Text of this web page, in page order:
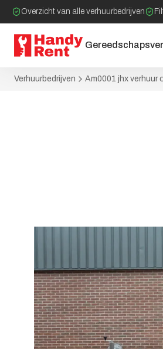
Overzicht van alle verhuurbedrijven
Verhuurbedrijven Am0001 jhx verhuur